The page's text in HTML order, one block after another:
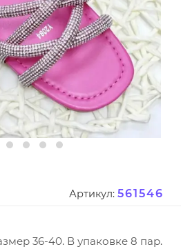
Артикул: 561546
36-40. В упаковке 8 пар.